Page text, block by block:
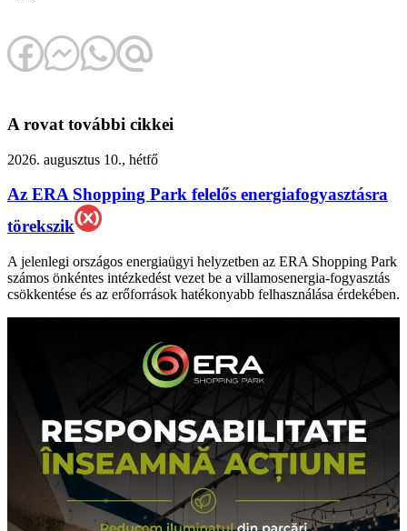
A rovat további cikkei
2026. augusztus 10., hétfő
Az ERA Shopping Park felelős energiafogyasztásra
törekszik
A jelenlegi országos energiaügyi helyzetben az ERA Shopping Park
számos önkéntes intézkedést vezet be a villamosenergia-fogyasztás
csökkentése és az erőforrások hatékonyabb felhasználása érdekében.